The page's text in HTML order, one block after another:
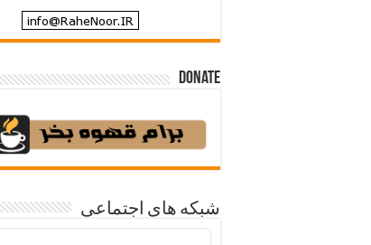
Donate
شبکه های اجتماعی